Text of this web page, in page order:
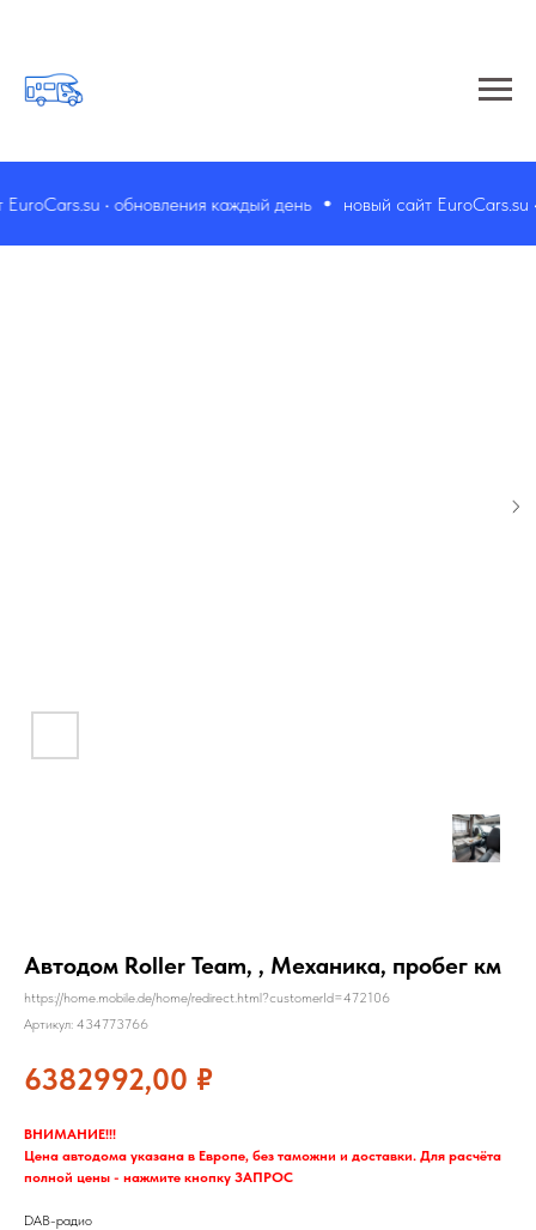
• обновления каждый день новый сайт EuroCars.su •
Автодом Roller Team, , Механика, пробег км
https://home.mobile.de/home/redirect.html?customerId=472106
Артикул: 434773766
6382992,00 ₽
ВНИМАНИЕ!!!
Цена автодома указана в Европе, без таможни и доставки. Для расчёта
полной цены - нажмите кнопку ЗАПРОС
DAB-радио